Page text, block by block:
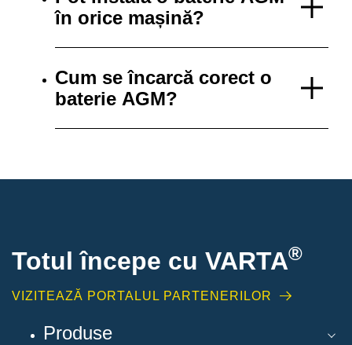
în orice mașină?
Cum se încarcă corect o
baterie AGM?
Totul începe cu VARTA®
VIZITEAZĂ PORTALUL PARTENERILOR
Produse